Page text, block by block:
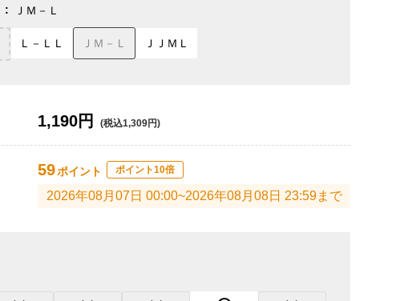
ＪＭ－Ｌ
Ｌ－ＬＬ ＪＭ－Ｌ ＪＪＭＬ
1,190円 (税込1,309円)
59ポイント ポイント10倍
2026年08月07日 00:00~2026年08月08日 23:59まで